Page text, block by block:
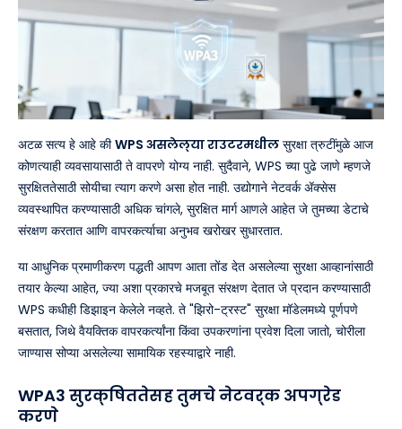
अटळ सत्य हे आहे कीWPS असलेल्या राउटरमधील सुरक्षा त्रुटींमुळे आज
कोणत्याही व्यवसायासाठी ते वापरणे योग्य नाही. सुदैवाने, WPS च्या पुढे जाणे म्हणजे
सुरक्षिततेसाठी सोयीचा त्याग करणे असा होत नाही. उद्योगाने नेटवर्क ॲक्सेस
व्यवस्थापित करण्यासाठी अधिक चांगले, सुरक्षित मार्ग आणले आहेत जे तुमच्या डेटाचे
संरक्षण करतात आणि वापरकर्त्याचा अनुभव खरोखर सुधारतात.
या आधुनिक प्रमाणीकरण पद्धती आपण आता तोंड देत असलेल्या सुरक्षा आव्हानांसाठी
तयार केल्या आहेत, ज्या अशा प्रकारचे मजबूत संरक्षण देतात जे प्रदान करण्यासाठी
WPS कधीही डिझाइन केलेले नव्हते. ते "झिरो-ट्रस्ट" सुरक्षा मॉडेलमध्ये पूर्णपणे
बसतात, जिथे वैयक्तिक वापरकर्त्यांना किंवा उपकरणांना प्रवेश दिला जातो, चोरीला
जाण्यास सोप्या असलेल्या सामायिक रहस्याद्वारे नाही.
WPA3 सुरक्षिततेसह तुमचे नेटवर्क अपग्रेड
करणे